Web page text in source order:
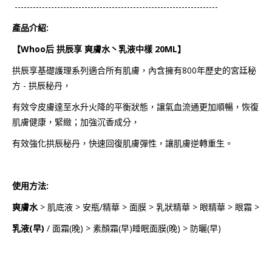
-------------------------------------------------------------------
產品介紹:
【Whoo后 拱辰享 爽膚水丶乳液中樣 20ML】
拱辰享基礎護理系列適合所有肌膚，內含擁有800年歷史的宮廷秘
方 - 拱辰秘丹，
有效令皮膚達至水升火降的平衡狀態，讓氣血流通更加順暢，恢復
肌膚健康，緊緻；加強沉香成分，
有效強化拱辰秘丹，快速回復肌膚彈性，讓肌膚逆轉重生。
使用方法:
爽膚水> 肌底液 > 安瓶/精華 > 面膜 > 乳狀精華 > 眼精華 > 眼霜 >
乳液(早) / 面霜(晚) > 素顏霜(早)睡眠面膜(晚) > 防曬(早)